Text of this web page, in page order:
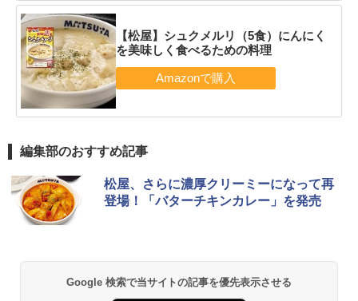
【松屋】シュクメルリ（5食）にんにく
を美味しく食べるための料理
編集部のおすすめ記事
松屋、さらに濃厚クリーミーになって再
登場！「バターチキンカレー」を発売
Google 検索で当サイトの記事を優先表示させる